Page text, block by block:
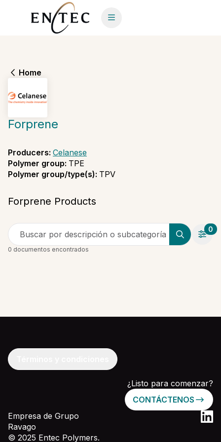
Home
Forprene
Producers: Celanese
Polymer group: TPE
Polymer group/type(s): TPV
Forprene Products
Buscar por descripción o subcategoría
0
0 documentos encontrados
¿Listo para comenzar?
CONTÁCTENOS
Empresa de Grupo
Ravago
© 2025 Entec Polymers.